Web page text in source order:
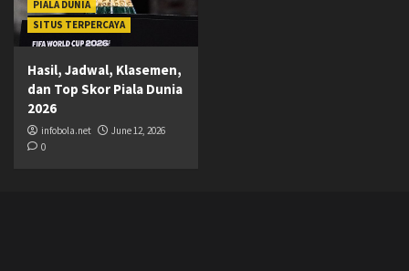
PIALA DUNIA
SITUS TERPERCAYA
Hasil, Jadwal, Klasemen,
dan Top Skor Piala Dunia
2026
infobola.net
June 12, 2026
0